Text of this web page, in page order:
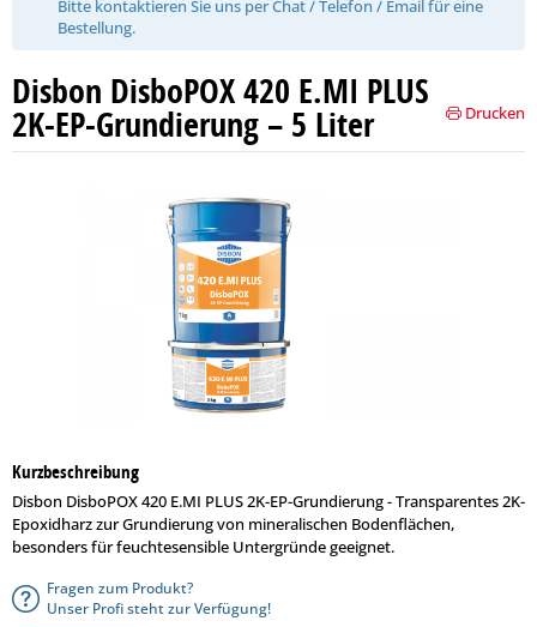
Bitte kontaktieren Sie uns per Chat / Telefon / Email für eine
Bestellung.
Disbon DisboPOX 420 E.MI PLUS
2K-EP-Grundierung – 5 Liter Drucken
Kurzbeschreibung
Disbon DisboPOX 420 E.MI PLUS 2K-EP-Grundierung - Transparentes 2K-
Epoxidharz zur Grundierung von mineralischen Bodenflächen,
besonders für feuchtesensible Untergründe geeignet.
Fragen zum Produkt?
Unser Profi steht zur Verfügung!